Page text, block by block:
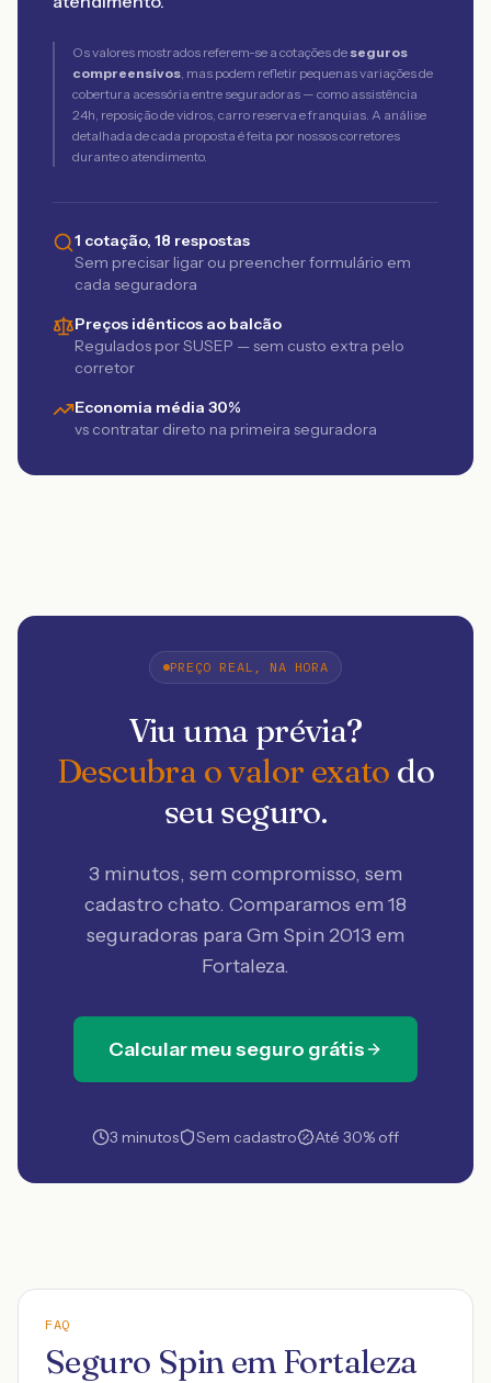
Os valores mostrados referem-se a cotações de seguros
compreensivos, mas podem refletir pequenas variações de
cobertura acessória entre seguradoras — como assistência
24h, reposição de vidros, carro reserva e franquias. A análise
detalhada de cada proposta é feita por nossos corretores
durante o atendimento.
1 cotação, 18 respostas
Sem precisar ligar ou preencher formulário em
cada seguradora
Preços idênticos ao balcão
Regulados por SUSEP — sem custo extra pelo
corretor
Economia média 30%
vs contratar direto na primeira seguradora
PREÇO REAL, NA HORA
Viu uma prévia?
Descubra o valor exato do
seu seguro.
3 minutos, sem compromisso, sem
cadastro chato. Comparamos em 18
seguradoras para Gm Spin 2013 em
Fortaleza.
Calcular meu seguro grátis
3 minutos Sem cadastro Até 30% off
FAQ
Seguro Spin em Fortaleza